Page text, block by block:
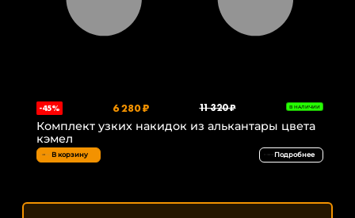
-45% 6 280 ₽ 11 320 ₽ В НАЛИЧИИ
Комплект узких накидок из алькантары цвета
кэмел
В корзину Подробнее